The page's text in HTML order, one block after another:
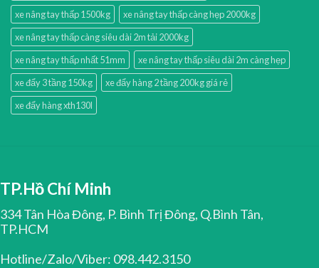
xe nâng tay thấp 1500kg
xe nâng tay thấp càng hẹp 2000kg
xe nâng tay thấp càng siêu dài 2m tải 2000kg
xe nâng tay thấp nhất 51mm
xe nâng tay thấp siêu dài 2m càng hẹp
xe đẩy 3 tầng 150kg
xe đẩy hàng 2 tầng 200kg giá rẻ
xe đẩy hàng xth130l
TP.Hồ Chí Minh
334 Tân Hòa Đông, P. Bình Trị Đông, Q.Bình Tân,
TP.HCM
Hotline/Zalo/Viber: 098.442.3150